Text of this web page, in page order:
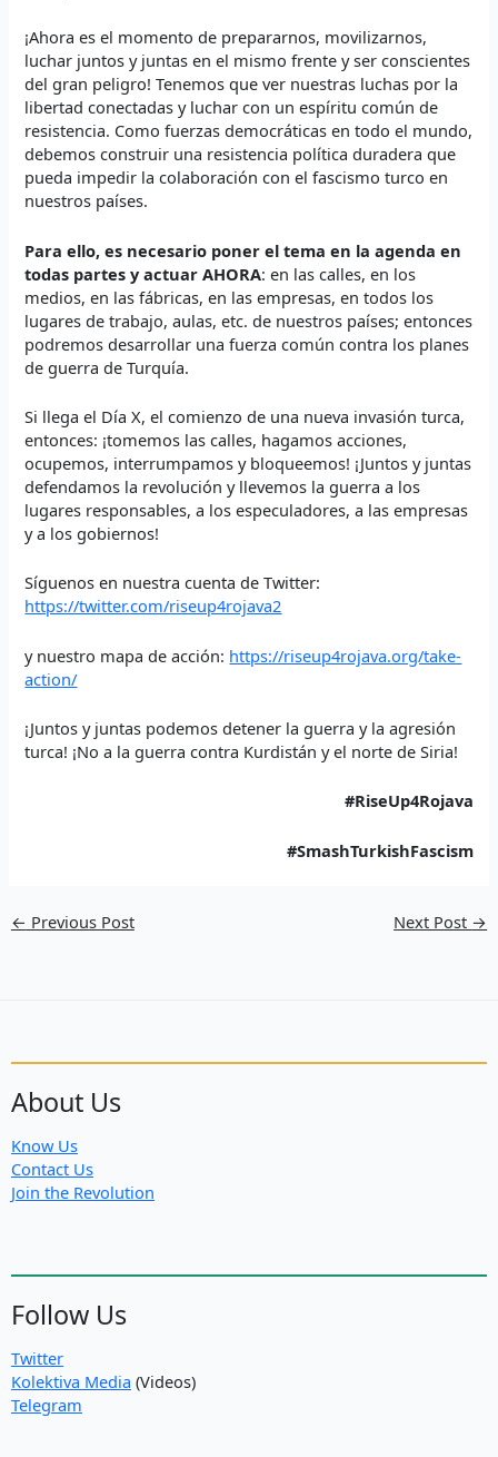
¡Ahora es el momento de prepararnos, movilizarnos,
luchar juntos y juntas en el mismo frente y ser conscientes
del gran peligro! Tenemos que ver nuestras luchas por la
libertad conectadas y luchar con un espíritu común de
resistencia. Como fuerzas democráticas en todo el mundo,
debemos construir una resistencia política duradera que
pueda impedir la colaboración con el fascismo turco en
nuestros países.
Para ello, es necesario poner el tema en la agenda en
todas partes y actuar AHORA: en las calles, en los
medios, en las fábricas, en las empresas, en todos los
lugares de trabajo, aulas, etc. de nuestros países; entonces
podremos desarrollar una fuerza común contra los planes
de guerra de Turquía.
Si llega el Día X, el comienzo de una nueva invasión turca,
entonces: ¡tomemos las calles, hagamos acciones,
ocupemos, interrumpamos y bloqueemos! ¡Juntos y juntas
defendamos la revolución y llevemos la guerra a los
lugares responsables, a los especuladores, a las empresas
y a los gobiernos!
Síguenos en nuestra cuenta de Twitter:
https://twitter.com/riseup4rojava2
y nuestro mapa de acción: https://riseup4rojava.org/take-
action/
¡Juntos y juntas podemos detener la guerra y la agresión
turca! ¡No a la guerra contra Kurdistán y el norte de Siria!
#RiseUp4Rojava
#SmashTurkishFascism
← Previous Post Next Post →
About Us
Know Us
Contact Us
Join the Revolution
Follow Us
Twitter
Kolektiva Media (Videos)
Telegram